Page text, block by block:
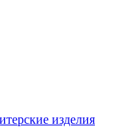
изделия